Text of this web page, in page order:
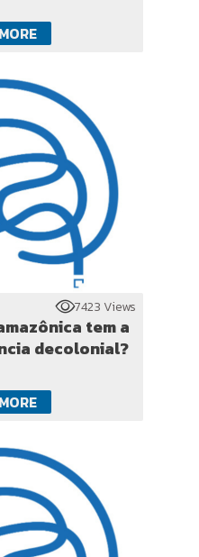
7423 Views
tem a
decolonial?